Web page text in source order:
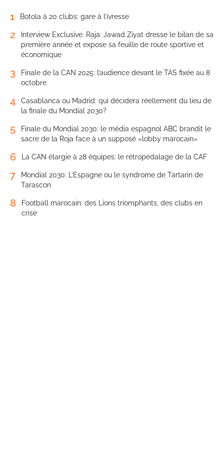
1 Botola à 20 clubs: gare à l’ivresse
2
Interview Exclusive. Raja: Jawad Ziyat dresse le bilan de sa
première année et expose sa feuille de route sportive et
économique
3
Finale de la CAN 2025: l’audience devant le TAS fixée au 8
octobre
4
Casablanca ou Madrid: qui décidera réellement du lieu de
la finale du Mondial 2030?
5
Finale du Mondial 2030: le média espagnol ABC brandit le
sacre de la Roja face à un supposé «lobby marocain»
6 La CAN élargie à 28 équipes: le rétropédalage de la CAF
7
Mondial 2030: L’Espagne ou le syndrome de Tartarin de
Tarascon
8
Football marocain: des Lions triomphants, des clubs en
crise